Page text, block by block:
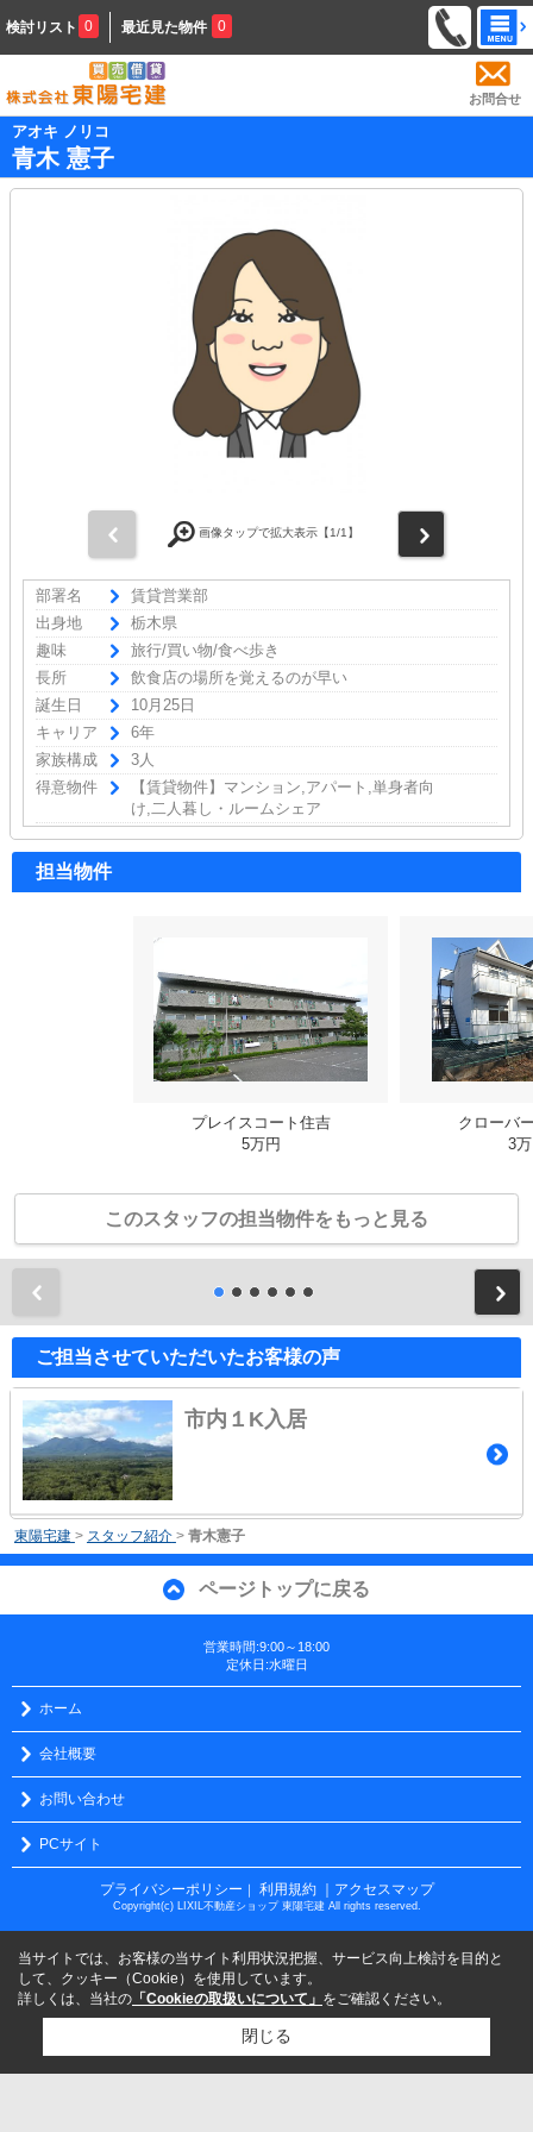
検討リスト 0 最近見た物件 0
お問合せ
アオキ ノリコ
青木 憲子
画像タップで拡大表示【1/1】
部署名
賃貸営業部
出身地
栃木県
趣味
旅行/買い物/食べ歩き
長所
飲食店の場所を覚えるのが早い
誕生日
10月25日
キャリア
6年
家族構成
3人
得意物件
【賃貸物件】マンション,アパート,単身者向
け,二人暮し・ルームシェア
担当物件
プレイスコート住吉
5万円
クローバ
3
このスタッフの担当物件をもっと見る
ご担当させていただいたお客様の声
市内１K入居
東陽宅建 > スタッフ紹介 > 青木憲子
ページトップに戻る
営業時間:9:00～18:00
定休日:水曜日
ホーム
会社概要
お問い合わせ
PCサイト
プライバシーポリシー ｜ 利用規約 ｜アクセスマップ
Copyright(c) LIXIL不動産ショップ 東陽宅建 All rights reserved.
当サイトでは、お客様の当サイト利用状況把握、サービス向上検討を目的と
して、クッキー（Cookie）を使用しています。
詳しくは、当社の 「Cookieの取扱いについて」 をご確認ください。
閉じる